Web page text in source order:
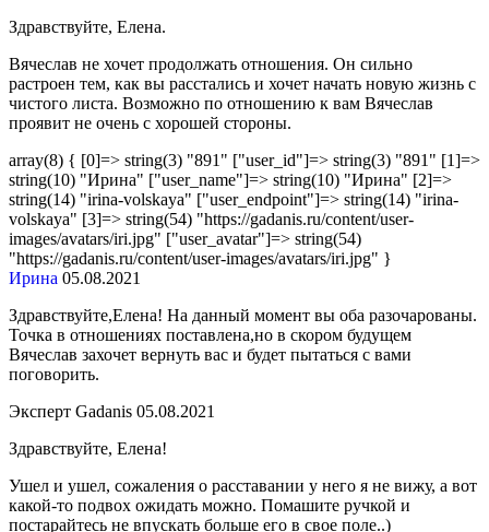
Здравствуйте, Елена.
Вячеслав не хочет продолжать отношения. Он сильно
растроен тем, как вы расстались и хочет начать новую жизнь с
чистого листа. Возможно по отношению к вам Вячеслав
проявит не очень с хорошей стороны.
array(8) { [0]=> string(3) "891" ["user_id"]=> string(3) "891" [1]=>
string(10) "Ирина" ["user_name"]=> string(10) "Ирина" [2]=>
string(14) "irina-volskaya" ["user_endpoint"]=> string(14) "irina-
volskaya" [3]=> string(54) "https://gadanis.ru/content/user-
images/avatars/iri.jpg" ["user_avatar"]=> string(54)
"https://gadanis.ru/content/user-images/avatars/iri.jpg" }
Ирина 05.08.2021
Здравствуйте,Елена! На данный момент вы оба разочарованы.
Точка в отношениях поставлена,но в скором будущем
Вячеслав захочет вернуть вас и будет пытаться с вами
поговорить.
Эксперт Gadanis 05.08.2021
Здравствуйте, Елена!
Ушел и ушел, сожаления о расставании у него я не вижу, а вот
какой-то подвох ожидать можно. Помашите ручкой и
постарайтесь не впускать больше его в свое поле..)